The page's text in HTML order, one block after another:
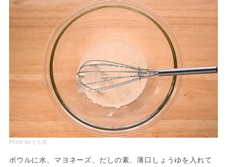
Photo by とも花
ボウルに水、マヨネーズ、だしの素、薄口しょうゆを入れて